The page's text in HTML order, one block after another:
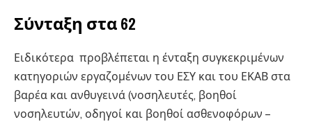
Σύνταξη στα 62
Ειδικότερα προβλέπεται η ένταξη συγκεκριμένων
κατηγοριών εργαζομένων του ΕΣΥ και του ΕΚΑΒ στα
βαρέα και ανθυγεινά (νοσηλευτές, βοηθοί
νοσηλευτών, οδηγοί και βοηθοί ασθενοφόρων –